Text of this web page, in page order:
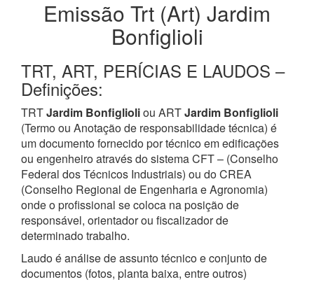
Emissão Trt (Art) Jardim
Bonfiglioli
TRT, ART, PERÍCIAS E LAUDOS –
Definições:
TRTJardim Bonfiglioliou ARTJardim Bonfiglioli
(Termo ou Anotação de responsabilidade técnica) é
um documento fornecido por técnico em edificações
ou engenheiro através do sistema CFT – (Conselho
Federal dos Técnicos Industriais) ou do CREA
(Conselho Regional de Engenharia e Agronomia)
onde o profissional se coloca na posição de
responsável, orientador ou fiscalizador de
determinado trabalho.
Laudo é análise de assunto técnico e conjunto de
documentos (fotos, planta baixa, entre outros)